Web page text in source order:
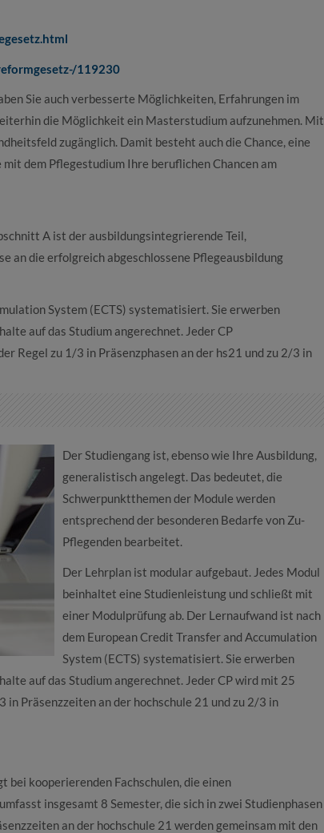
119230
Sie auch verbesserte Möglichkeiten, Erfahrungen im
die Möglichkeit ein Masterstudium aufzunehmen. Mit
zugänglich. Damit besteht auch die Chance, eine
dem Pflegestudium Ihre beruflichen Chancen am
A ist der ausbildungsintegrierende Teil,
an die erfolgreich abgeschlossene Pflegeausbildung
System (ECTS) systematisiert. Sie erwerben
auf das Studium angerechnet. Jeder CP
Regel zu 1/3 in Präsenzphasen an der hs21 und zu 2/3 in
Der Studiengang ist, ebenso wie Ihre Ausbildung,
generalistisch angelegt. Das bedeutet, die
Schwerpunktthemen der Module werden
entsprechend der besonderen Bedarfe von Zu-
Pflegenden bearbeitet.
Der Lehrplan ist modular aufgebaut. Jedes Modul
beinhaltet eine Studienleistung und schließt mit
einer Modulprüfung ab. Der Lernaufwand ist nach
dem European Credit Transfer and Accumulation
System (ECTS) systematisiert. Sie erwerben
auf das Studium angerechnet. Jeder CP wird mit 25
Präsenzzeiten an der hochschule 21 und zu 2/3 in
bei kooperierenden Fachschulen, die einen
insgesamt 8 Semester, die sich in zwei Studienphasen
an der hochschule 21 werden gemeinsam mit den